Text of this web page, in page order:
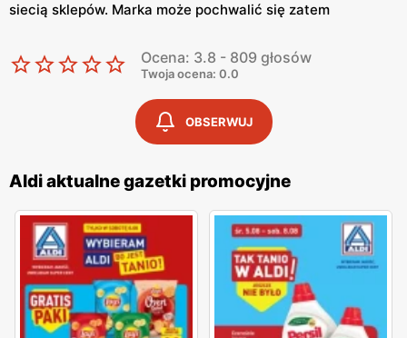
siecią sklepów. Marka może pochwalić się zatem
Grupę ALDI Nord, obecną w dziewięciu krajach
europejskich, zaś w Niemczech zajmującą pierwsze
miejsce wśród sklepów dyskontowych. Aldi wciąż
zmienia się dla swoich klientów, dlatego wszystkie sklepy
największego do tej pory konceptu wizualnego „ANIKo”.
Za jego główny cel uważa się stworzenie przyjaznej
atmosfery zakupów. Marka posiada również własną
stronę internetową, na której znajdziemy liczne oferty
promocyjne. Aby móc być z nimi na bieżąco,
udostępniono newsletter oraz aplikację mobilną. Strona
umożliwia również stworzenie własnej listy zakupów,
Ocena: 3.8 - 809 głosów
Twoja ocena: 0.0
OBSERWUJ
Aldi aktualne gazetki promocyjne